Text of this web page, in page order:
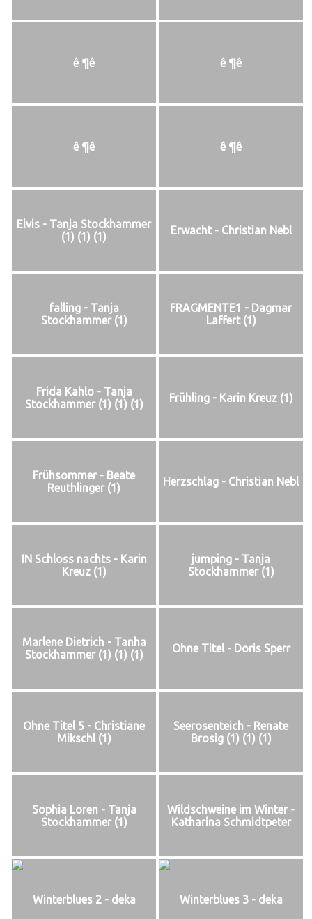
ê ¶ê ê ¶ê
ê ¶ê ê ¶ê
Elvis - Tanja Stockhammer
(1) (1) (1)
Erwacht - Christian Nebl
falling - Tanja
Stockhammer (1)
FRAGMENTE1 - Dagmar
Laffert (1)
Frida Kahlo - Tanja
Stockhammer (1) (1) (1)
Frühling - Karin Kreuz (1)
Frühsommer - Beate
Reuthlinger (1)
Herzschlag - Christian Nebl
IN Schloss nachts - Karin
Kreuz (1)
jumping - Tanja
Stockhammer (1)
Marlene Dietrich - Tanha
Stockhammer (1) (1) (1)
Ohne Titel - Doris Sperr
Ohne Titel 5 - Christiane
Mikschl (1)
Seerosenteich - Renate
Brosig (1) (1) (1)
Sophia Loren - Tanja
Stockhammer (1)
Wildschweine im Winter -
Katharina Schmidtpeter
Winterblues 2 - deka Winterblues 3 - deka